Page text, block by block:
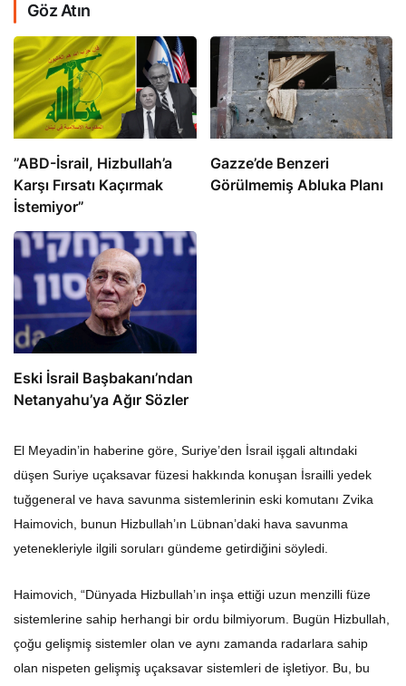
Göz Atın
​​​​​​​”ABD-İsrail, Hizbullah’a
Karşı Fırsatı Kaçırmak
İstemiyor”
​​​​​​​Gazze’de Benzeri
Görülmemiş Abluka Planı
Eski İsrail Başbakanı’ndan
Netanyahu’ya Ağır Sözler
El Meyadin’in haberine göre, Suriye’den İsrail işgali altındaki
düşen Suriye uçaksavar füzesi hakkında konuşan İsrailli yedek
tuğgeneral ve hava savunma sistemlerinin eski komutanı Zvika
Haimovich, bunun Hizbullah’ın Lübnan’daki hava savunma
yetenekleriyle ilgili soruları gündeme getirdiğini söyledi.
Haimovich, “Dünyada Hizbullah’ın inşa ettiği uzun menzilli füze
sistemlerine sahip herhangi bir ordu bilmiyorum. Bugün Hizbullah,
çoğu gelişmiş sistemler olan ve aynı zamanda radarlara sahip
olan nispeten gelişmiş uçaksavar sistemleri de işletiyor. Bu, bu